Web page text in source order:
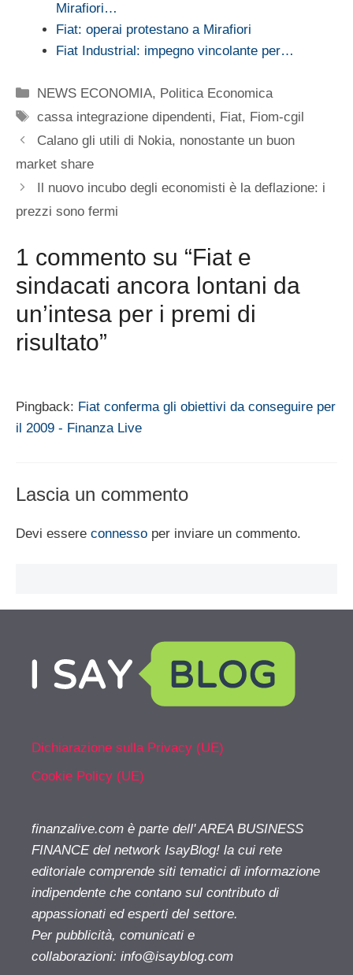
Mirafiori…
Fiat: operai protestano a Mirafiori
Fiat Industrial: impegno vincolante per…
Categorie
NEWS ECONOMIA, Politica Economica
Tag
cassa integrazione dipendenti, Fiat, Fiom-cgil
Calano gli utili di Nokia, nonostante un buon
market share
Il nuovo incubo degli economisti è la deflazione: i
prezzi sono fermi
1 commento su “Fiat e
sindacati ancora lontani da
un’intesa per i premi di
risultato”
Pingback: Fiat conferma gli obiettivi da conseguire per
il 2009 - Finanza Live
Lascia un commento
Devi essere connesso per inviare un commento.
Dichiarazione sulla Privacy (UE)
Cookie Policy (UE)
finanzalive.com è parte dell' AREA BUSINESS
FINANCE del network IsayBlog! la cui rete
editoriale comprende siti tematici di informazione
indipendente che contano sul contributo di
appassionati ed esperti del settore.
Per pubblicità, comunicati e
collaborazioni: info@isayblog.com